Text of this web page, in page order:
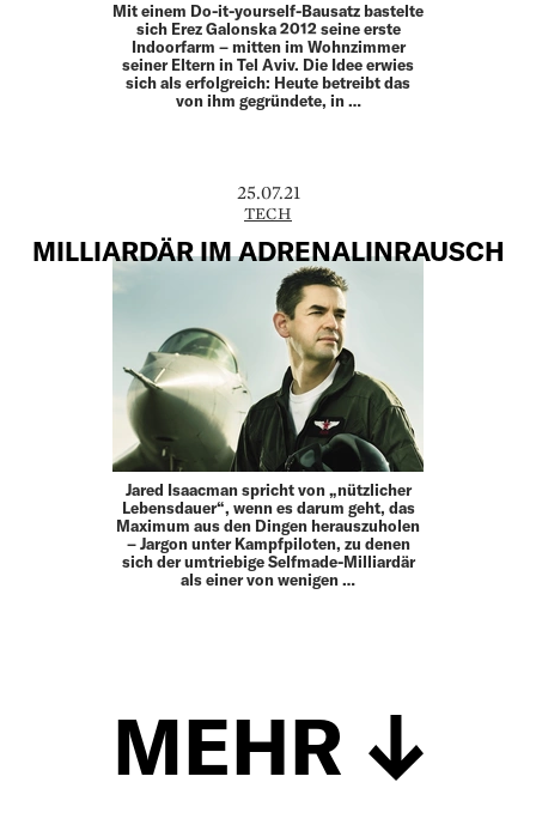
Mit einem Do-it-yourself-Bausatz bastelte
sich Erez Galonska 2012 seine erste
Indoorfarm – mitten im Wohnzimmer
seiner Eltern in Tel Aviv. Die Idee erwies
sich als erfolgreich: Heute betreibt das
von ihm gegründete, in …
25.07.21
TECH
MILLIARDÄR IM ADRENALINRAUSCH
Jared Isaacman spricht von „nützlicher
Lebensdauer“, wenn es darum geht, das
Maximum aus den Dingen herauszuholen
– Jargon unter Kampfpiloten, zu denen
sich der umtriebige Selfmade-Milliardär
als einer von wenigen …
MEHR